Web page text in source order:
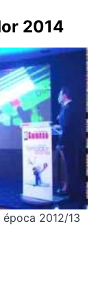
2014
2012/13